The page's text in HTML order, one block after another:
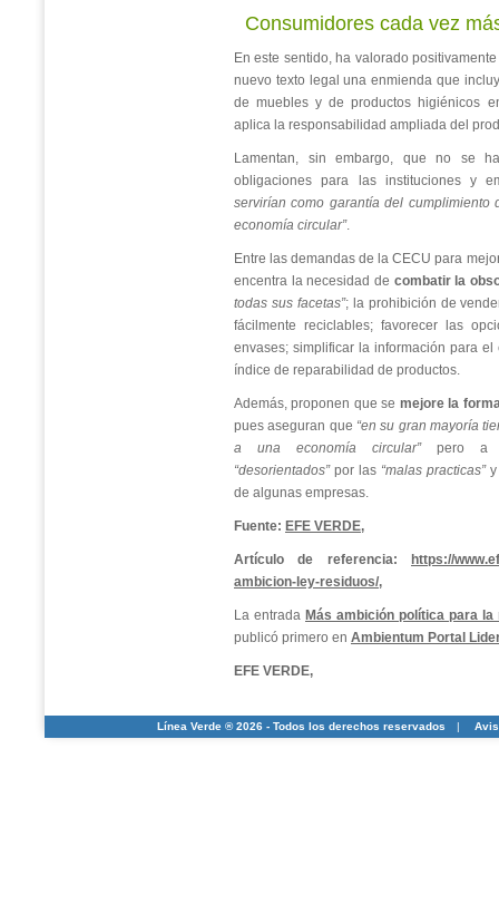
Consumidores cada vez
En este sentido, ha valorado
nuevo texto legal una enmienda que
de muebles y de productos higiénicos
aplica la responsabilidad ampliada del
Lamentan, sin embargo, que no se
obligaciones para las instituciones y
servirían como garantía del
economía circular”.
Entre las demandas de la CECU para
encentra la necesidad de combatir la
todas sus facetas”; la prohibición de
fácilmente reciclables; favorecer las
envases; simplificar la información para
índice de reparabilidad de productos.
Además, proponen que se mejore la
pues aseguran que “en su gran mayoría
a una economía circular”pero a
“desorientados”por las “malas practicas”y
de algunas empresas.
Fuente: EFE VERDE,
Artículo de referencia:
https://
ambicion-ley-residuos/,
La entrada Más ambición política para
publicó primero en Ambientum Portal
EFE VERDE,
Línea Verde ® 2026 - Todos los derechos reservados |